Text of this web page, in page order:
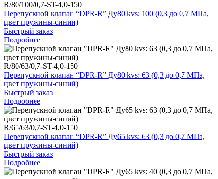
R/80/100/0,7-ST-4,0-150
Перепускной клапан “DPR-R” Ду80 kvs: 100 (0,3 до 0,7 МПа,
цвет пружины-синий)
Быстрый заказ
Подробнее
R/80/63/0,7-ST-4,0-150
Перепускной клапан “DPR-R” Ду80 kvs: 63 (0,3 до 0,7 МПа,
цвет пружины-синий)
Быстрый заказ
Подробнее
R/65/63/0,7-ST-4,0-150
Перепускной клапан “DPR-R” Ду65 kvs: 63 (0,3 до 0,7 МПа,
цвет пружины-синий)
Быстрый заказ
Подробнее